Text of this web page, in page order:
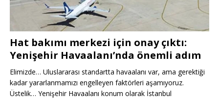
Hat bakımı merkezi için onay çıktı:
Yenişehir Havaalanı’nda önemli adım
Elimizde… Uluslararası standartta havaalanı var, ama gerektiği
kadar yararlanmamızı engelleyen faktörleri aşamıyoruz.
Üstelik… Yenişehir Havaalanı konum olarak İstanbul